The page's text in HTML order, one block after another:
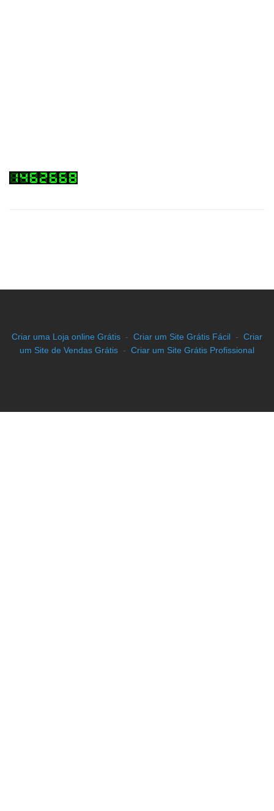
Criar uma Loja online Grátis - Criar um Site Grátis Fácil - Criar
um Site de Vendas Grátis - Criar um Site Grátis Profissional